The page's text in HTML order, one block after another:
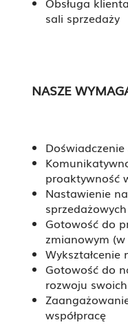
sali sprzedaży
NASZE
proaktywność
Nastawienie
sprzedażowych
Gotowość do
zmianowym
Gotowość do
rozwoju
współpracę